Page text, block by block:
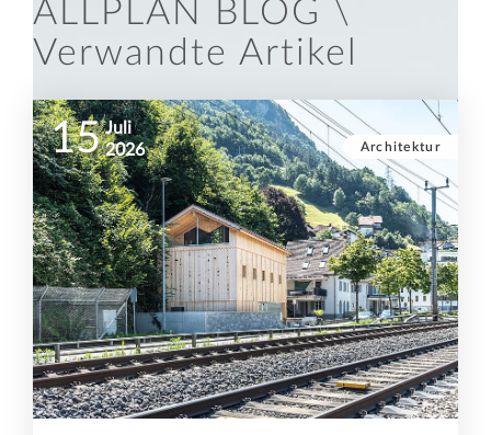
ALLPLAN BLOG \
Verwandte Artikel
Architektur
15 Juli
2026